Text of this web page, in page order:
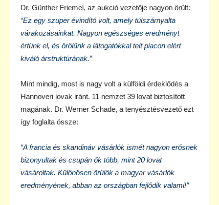
Dr. Günther Friemel, az aukció vezetője nagyon örült:
“Ez egy szuper évindító volt, amely túlszárnyalta
várakozásainkat. Nagyon egészséges eredményt
értünk el, és örölünk a látogatókkal telt piacon elért
kiváló árstruktúrának.”
Mint mindig, most is nagy volt a külföldi érdeklődés a
Hannoveri lovak iránt. 11 nemzet 39 lovat biztosított
magának. Dr. Werner Schade, a tenyésztésvezető ezt
így foglalta össze:
“A francia és skandináv vásárlók ismét nagyon erősnek
bizonyultak és csupán ők több, mint 20 lovat
vásároltak. Különösen örülök a magyar vásárlók
eredményének, abban az országban fejlődik valami!”